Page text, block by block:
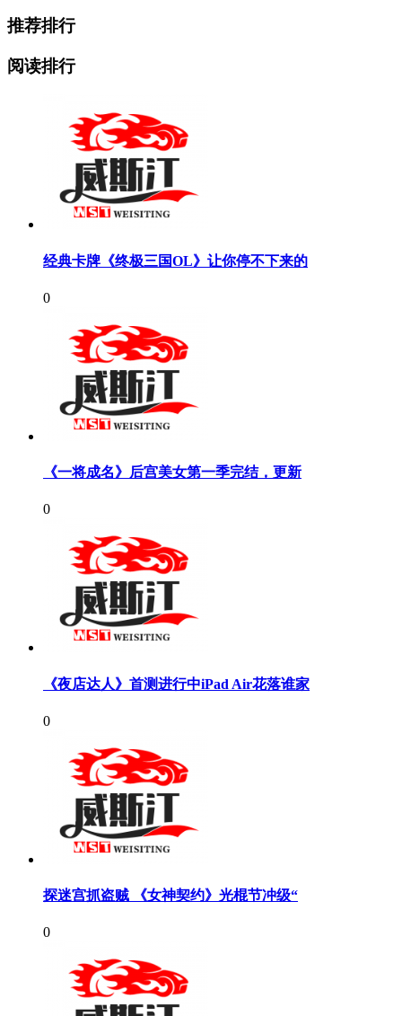
推荐排行
阅读排行
经典卡牌《终极三国OL》让你停不下来的
0
《一将成名》后宫美女第一季完结，更新
0
《夜店达人》首测进行中iPad Air花落谁家
0
探迷宫抓盗贼 《女神契约》光棍节冲级“
0